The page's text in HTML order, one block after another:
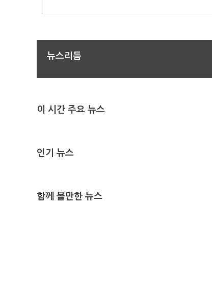
뉴스리듬
이 시간 주요 뉴스
인기 뉴스
함께 볼만한 뉴스